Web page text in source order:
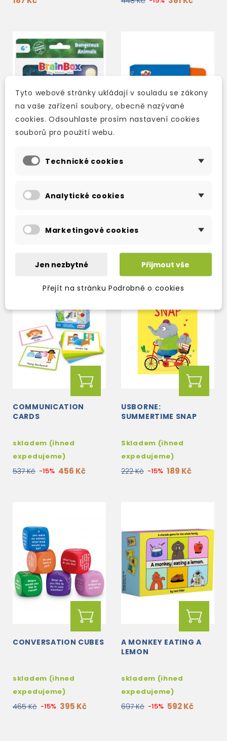
408 Kč -15% 347 Kč 304 Kč
COMMUNICATION
CARDS
skladem (ihned
expedujeme)
537 Kč -15% 456 Kč
USBORNE:
SUMMERTIME SNAP
Skladem (ihned
expedujeme)
222 Kč -15% 189 Kč
CONVERSATION CUBES
skladem (ihned
expedujeme)
465 Kč -15% 395 Kč
A MONKEY EATING A
LEMON
skladem (ihned
expedujeme)
697 Kč -15% 592 Kč
Tyto webové stránky ukládají v souladu se zákony
na vaše zařízení soubory, obecně nazývané
cookies. Odsouhlaste prosím nastavení cookies
souborů pro použití webu.
Technické cookies
Analytické cookies
Marketingové cookies
Jen nezbytné Přijmout vše
Přejít na stránku Podrobně o cookies